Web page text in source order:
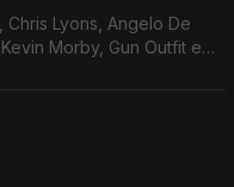
Lyons, Angelo De
Morby, Gun Outfit e